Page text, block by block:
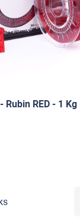
Rubin RED - 1 Kg